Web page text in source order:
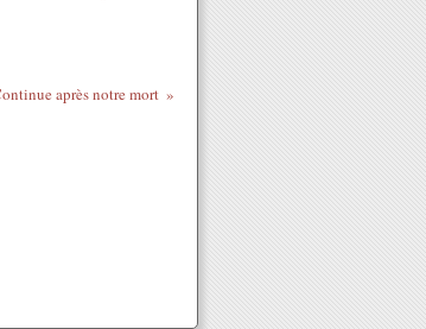
après notre mort